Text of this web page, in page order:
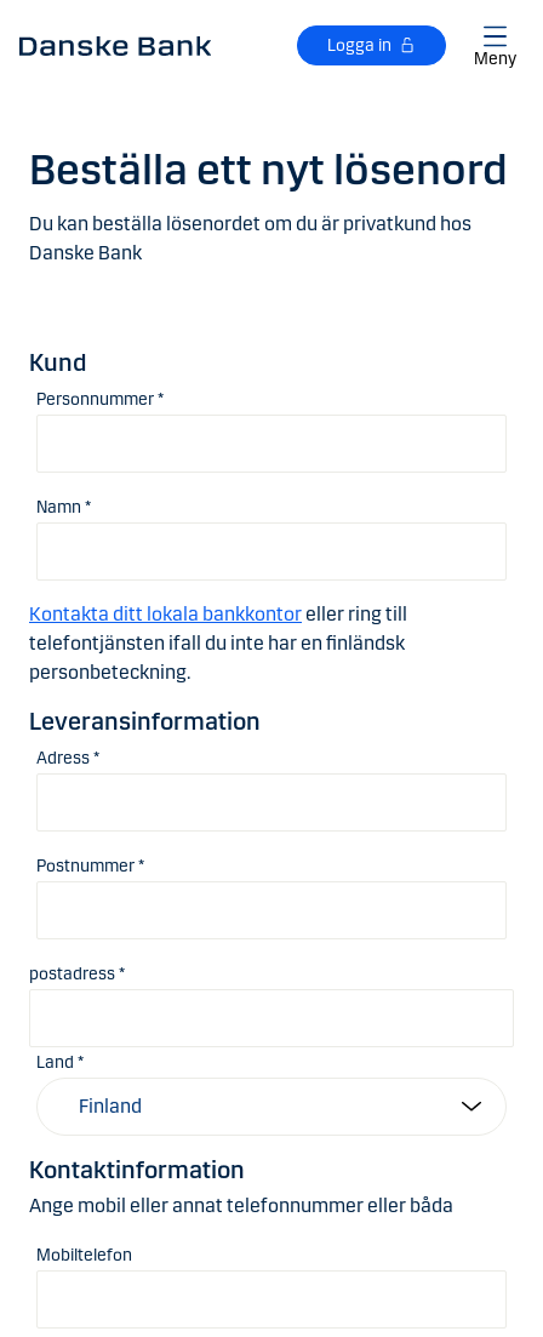
Logga in
Meny
Beställa ett nyt lösenord
Du kan beställa lösenordet om du är privatkund hos
Danske Bank
Kund
Personnummer *
Namn *
Kontakta ditt lokala bankkontor eller ring till
telefontjänsten ifall du inte har en finländsk
personbeteckning.
Leveransinformation
Adress *
Postnummer *
postadress *
Land *
Kontaktinformation
Ange mobil eller annat telefonnummer eller båda
Mobiltelefon